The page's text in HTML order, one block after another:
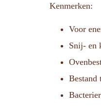
Kenmerken:
Voor
Snij- en
Bestand